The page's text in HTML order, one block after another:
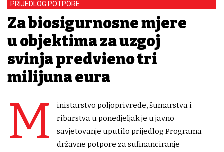
PRIJEDLOG POTPORE
Za biosigurnosne mjere
u objektima za uzgoj
svinja predviđeno tri
milijuna eura
M
inistarstvo poljoprivrede, šumarstva i
ribarstva u ponedjeljak je u javno
savjetovanje uputilo prijedlog Programa
državne potpore za sufinanciranje